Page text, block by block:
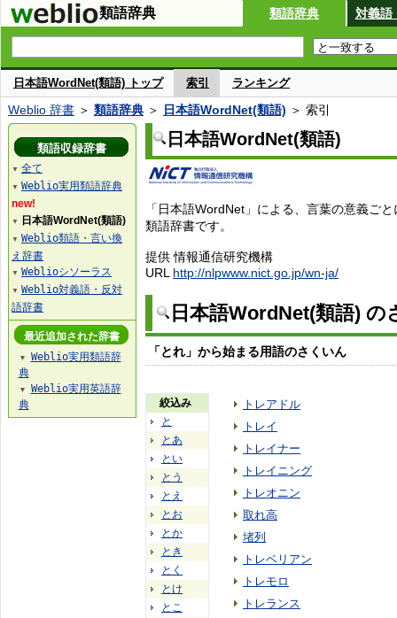
類語辞典 類語辞典 対義語
日本語WordNet(類語) トップ 索引 ランキング
Weblio 辞書 ＞ 類語辞典 ＞ 日本語WordNet(類語) ＞ 索引
日本語WordNet(類語)
「日本語WordNet」による、言葉の意義ご
類語辞書です。
提供 情報通信研究機構
URL http://nlpwww.nict.go.jp/wn-ja/
日本語WordNet(類語) の
「とれ」から始まる用語のさくいん
絞込み
と
とあ
とい
とう
とえ
とお
とか
とき
とく
とけ
とこ
トレアドル
トレイ
トレイナー
トレイニング
トレオニン
取れ高
堵列
トレベリアン
トレモロ
トレランス
類語収録辞書
▼ 全て
▼ Weblio実用類語辞典
new!
▼ 日本語WordNet(類語)
▼ Weblio類語・言い換
え辞書
▼ Weblioシソーラス
▼ Weblio対義語・反対
語辞書
最近追加された辞書
▼
Weblio実用類語辞
典
▼
Weblio実用英語辞
典